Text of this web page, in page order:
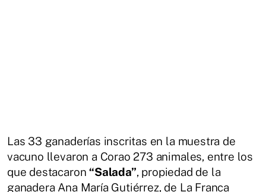
Las 33 ganaderías inscritas en la muestra de
vacuno llevaron a Corao 273 animales, entre los
que destacaron“Salada”, propiedad de la
ganadera Ana María Gutiérrez, de La Franca